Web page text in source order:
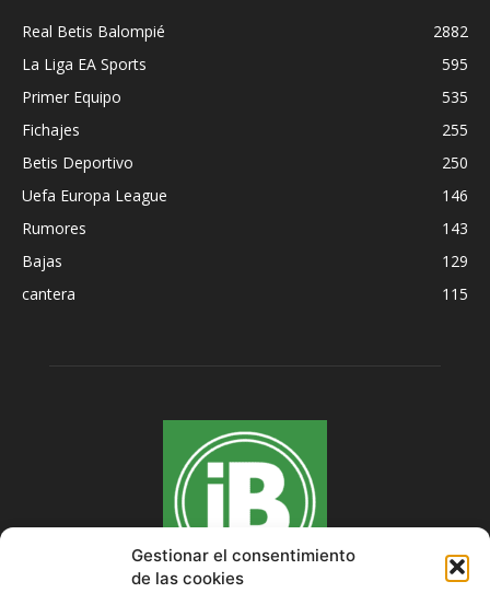
Gestionar el consentimiento
de las cookies
Real Betis Balompié
2882
La Liga EA Sports
595
Primer Equipo
535
Fichajes
255
Betis Deportivo
250
Uefa Europa League
146
Rumores
143
Bajas
129
cantera
115